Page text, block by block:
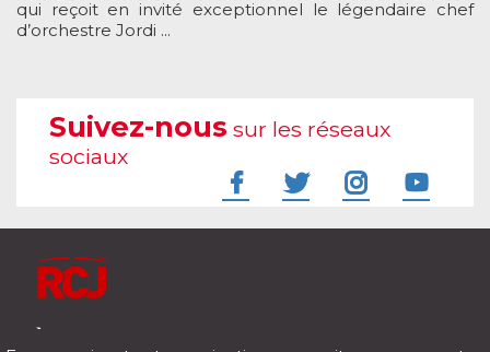
qui reçoit en invité exceptionnel le légendaire chef
d’orchestre Jordi ...
Suivez-nous sur les réseaux
sociaux